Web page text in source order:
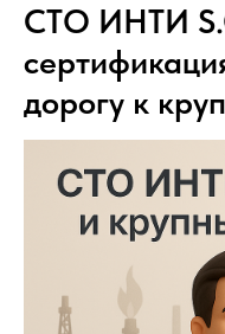
СТО ИНТИ
дорогу к